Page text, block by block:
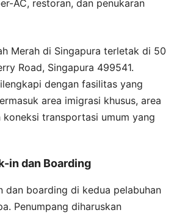
AC, restoran, dan penukaran
Merah di Singapura terletak di 50
Road, Singapura 499541.
dengan fasilitas yang
area imigrasi khusus, area
koneksi transportasi umum yang
in dan Boarding
dan boarding di kedua pelabuhan
Penumpang diharuskan